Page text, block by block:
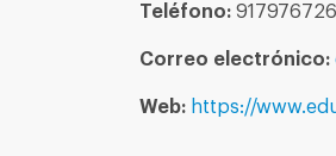
Teléfono: 917976726
Correo electrónico:
Web: https://